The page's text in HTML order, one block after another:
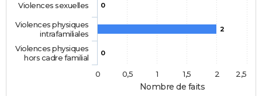
Nombre de faits
0
2
0
Violences sexuelles
Violences physiques
intrafamiliales
Violences physiques
hors cadre familial
0
0,5 1 1,5 2 2,5